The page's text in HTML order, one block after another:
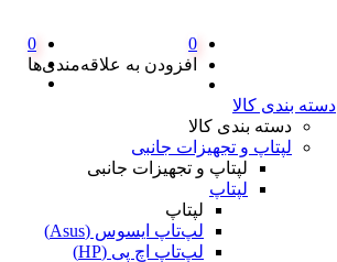
0
افزودن به علاقه‌مندی‌ها
0
دسته بندی کالا
دسته بندی کالا
لپتاپ و تجهیزات جانبی
لپتاپ و تجهیزات جانبی
لپتاپ
لپتاپ
لپ‌تاپ ایسوس (Asus)
لپ‌تاپ اچ پی (HP)